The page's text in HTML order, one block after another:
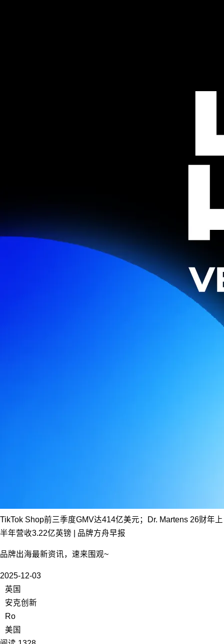
TikTok Shop前三季度GMV达414亿美元；Dr. Martens 26财年上
半年营收3.22亿英镑 | 品牌方舟早报
品牌出海最新资讯，速来围观~
2025-12-03
英国
安克创新
Ro
美国